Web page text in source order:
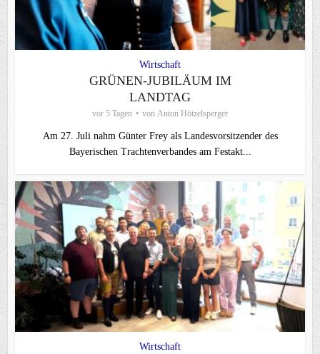
Wirtschaft
GRÜNEN-JUBILÄUM IM
LANDTAG
vor 5 Tagen von Anton Hötzelsperger
Am 27. Juli nahm Günter Frey als Landesvorsitzender des
Bayerischen Trachtenverbandes am Festakt...
Wirtschaft